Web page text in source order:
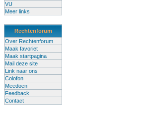
VU
Meer links
Rechtenforum
Over Rechtenforum
Maak favoriet
Maak startpagina
Mail deze site
Link naar ons
Colofon
Meedoen
Feedback
Contact